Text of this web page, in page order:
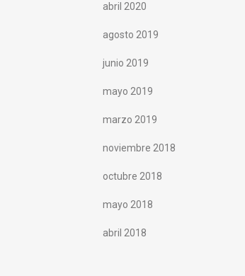
abril 2020
agosto 2019
junio 2019
mayo 2019
marzo 2019
noviembre 2018
octubre 2018
mayo 2018
abril 2018